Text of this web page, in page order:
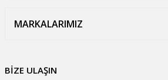
MARKALARIMIZ
BİZE ULAŞIN